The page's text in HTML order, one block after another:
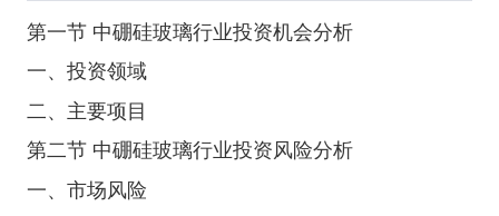
第一节 中硼硅玻璃行业投资机会分析
一、投资领域
二、主要项目
第二节 中硼硅玻璃行业投资风险分析
一、市场风险